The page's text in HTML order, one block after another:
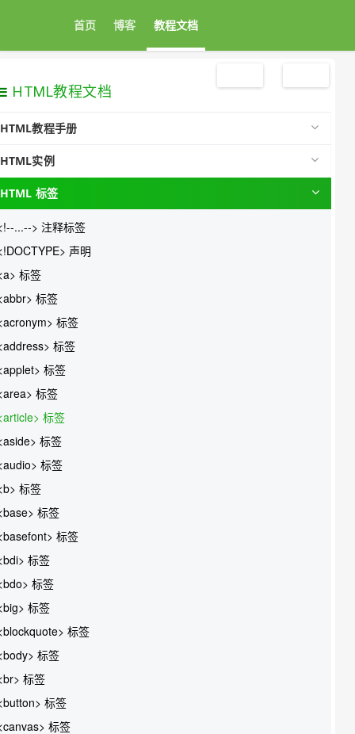
首页 博客 教程文档
HTML教程文档
HTML教程手册
HTML实例
HTML 标签
...--> 注释标签
声明
标签
标签
标签
标签
标签
标签
标签
标签
标签
标签
标签
标签
标签
标签
标签
标签
标签
标签
标签
标签